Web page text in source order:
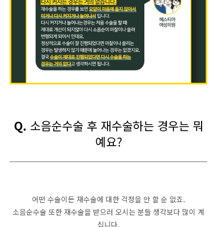
Q. 소음순수술 후 재수술하는 경우는 뭐
예요?
어떤 수술이든 재수술에 대한 걱정을 안 할 순 없죠.
소음순수술 또한 재수술을 받으러 오시는 분들 생각보다 많이 계
십니다.